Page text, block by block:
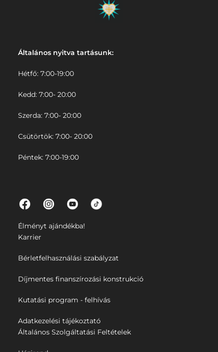
Általános nyitva tartásunk:
Hétfő: 7:00-19:00
Kedd: 7:00- 20:00
Szerda: 7:00- 20:00
Csütörtök: 7:00- 20:00
Péntek: 7:00-19:00
Élményt ajándékba!
Karrier
Bérletfelhasználási szabályzat
Díjmentes finanszírozási konstrukció
Kutatási program - felhívás
Adatkezelési tájékoztató
Általános Szolgáltatási Feltételek